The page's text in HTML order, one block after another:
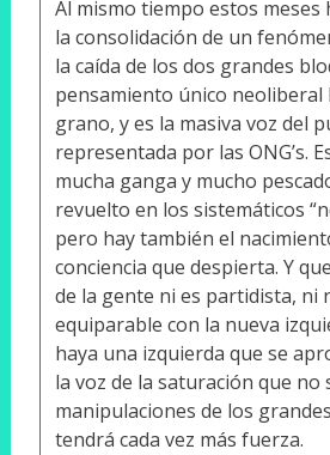
Al mismo tiempo estos meses
la consolidación de un
la caída de los dos grandes
pensamiento único neoliberal
grano, y es la masiva voz del
representada por las ONG’s.
mucha ganga y mucho
revuelto en los sistemáticos
pero hay también el
conciencia que despierta. Y
de la gente ni es partidista, ni
equiparable con la nueva
haya una izquierda que se
la voz de la saturación que no
manipulaciones de los
tendrá cada vez más fuerza.